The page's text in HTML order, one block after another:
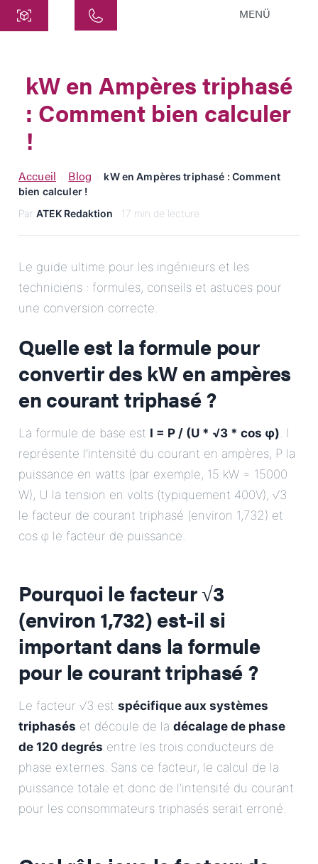
Siemensstraße 47
25462 Rellingen
info@atek.de
+49 4101 7953-0
Nom de l'entreprise
Adresse
Envoyer le message
MENÜ
kW en Ampères triphasé
: Comment bien calculer
!
Accueil Blog
kW en Ampères triphasé : Comment
bien calculer !
Par ATEK Redaktion · 17 min de lecture
Le guide ultime pour les ingénieurs et les
techniciens : formules, conseils et astuces pour
une conversion correcte.
Quelle est la formule pour
convertir des kW en ampères
en courant triphasé ?
La formule de base est I = P / (U * √3 * cos φ). I
représente l’intensité du courant en ampères, P la
puissance en watts (par exemple, 15 kW = 15000
W), U la tension en volts (typiquement 400V), √3
le facteur de courant triphasé (environ 1,732) et
cos φ le facteur de puissance.
Pourquoi le facteur √3
(environ 1,732) est-il si
important dans la formule
pour le courant triphasé ?
Le facteur √3 est spécifique aux systèmes
triphasés et découle de la décalage de phase
de 120 degrés entre les trois conducteurs de
phase externes. Sans ce facteur, le calcul de la
puissance totale et donc de l’intensité du courant
pour les consommateurs triphasés serait erroné.